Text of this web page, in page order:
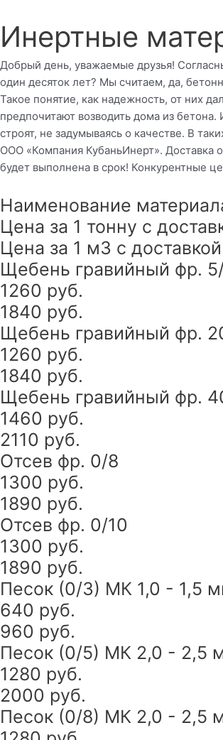
Инертные
Добрый день, уважаемые друзья!
один десяток лет? Мы считаем, да,
Такое понятие, как надежность, от них
предпочитают возводить дома из
строят, не задумываясь о качестве. В
ООО «Компания КубаньИнерт». Доставка
будет выполнена в срок! Конкурентные
Наименование
Цена за 1 тонну с
Цена за 1 м3 с доставкой
Щебень гравийный фр.
1260 руб.
1840 руб.
Щебень гравийный фр.
1260 руб.
1840 руб.
Щебень гравийный фр.
1460 руб.
2110 руб.
Отсев фр. 0/8
1300 руб.
1890 руб.
Отсев фр. 0/10
1300 руб.
1890 руб.
Песок (0/3) МК 1,0 - 1,5
640 руб.
960 руб.
Песок (0/5) МК 2,0 - 2,5
1280 руб.
2000 руб.
Песок (0/8) МК 2,0 - 2,5